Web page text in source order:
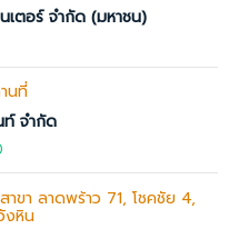
เตอร์ จำกัด (มหาชน)
นที่
ท์ จำกัด
าขา ลาดพร้าว 71, โชคชัย 4,
งหิน